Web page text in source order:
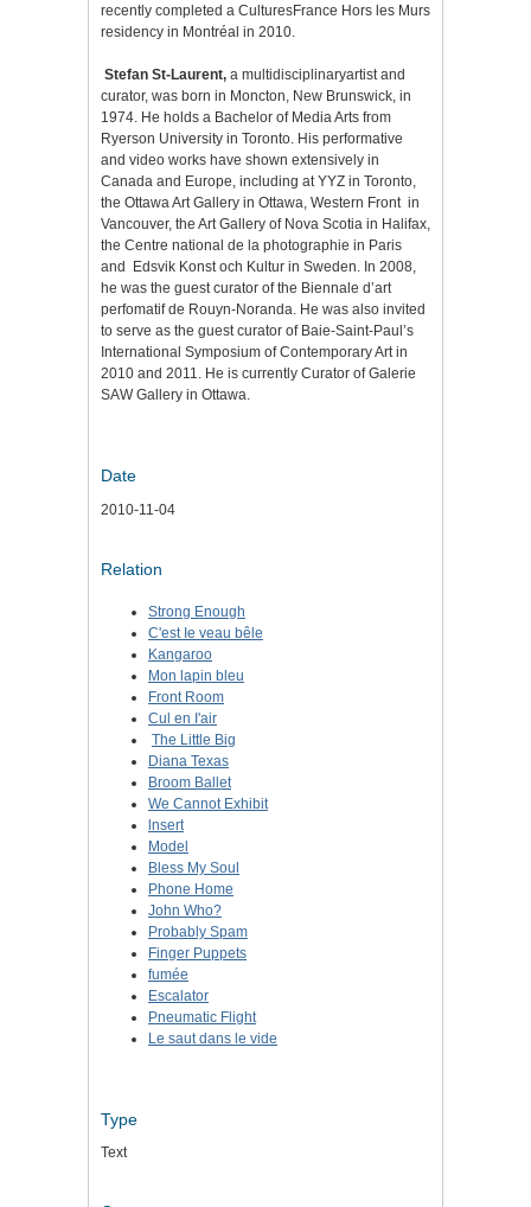
recently completed a CulturesFrance Hors les Murs
residency in Montréal in 2010.
Stefan St-Laurent, a multidisciplinaryartist and
curator, was born in Moncton, New Brunswick, in
1974. He holds a Bachelor of Media Arts from
Ryerson University in Toronto. His performative
and video works have shown extensively in
Canada and Europe, including at YYZ in Toronto,
the Ottawa Art Gallery in Ottawa, Western Front in
Vancouver, the Art Gallery of Nova Scotia in Halifax,
the Centre national de la photographie in Paris
and
Edsvik Konst och Kultur in Sweden. In 2008,
he was the guest curator of the Biennale d’art
perfomatif de Rouyn-Noranda. He was also invited
to serve as the guest curator of Baie-Saint-Paul’s
International Symposium of Contemporary Art in
2010 and 2011. He is currently Curator of Galerie
SAW Gallery in Ottawa.
Date
2010-11-04
Relation
Strong Enough
C'est Ie veau bêle
Kangaroo
Mon lapin bleu
Front Room
Cul en I'air
The Little Big
Diana Texas
Broom Ballet
We Cannot Exhibit
lnsert
Model
Bless My Soul
Phone Home
John Who?
Probably Spam
Finger Puppets
fumée
Escalator
Pneumatic Flight
Le saut dans le vide
Type
Text